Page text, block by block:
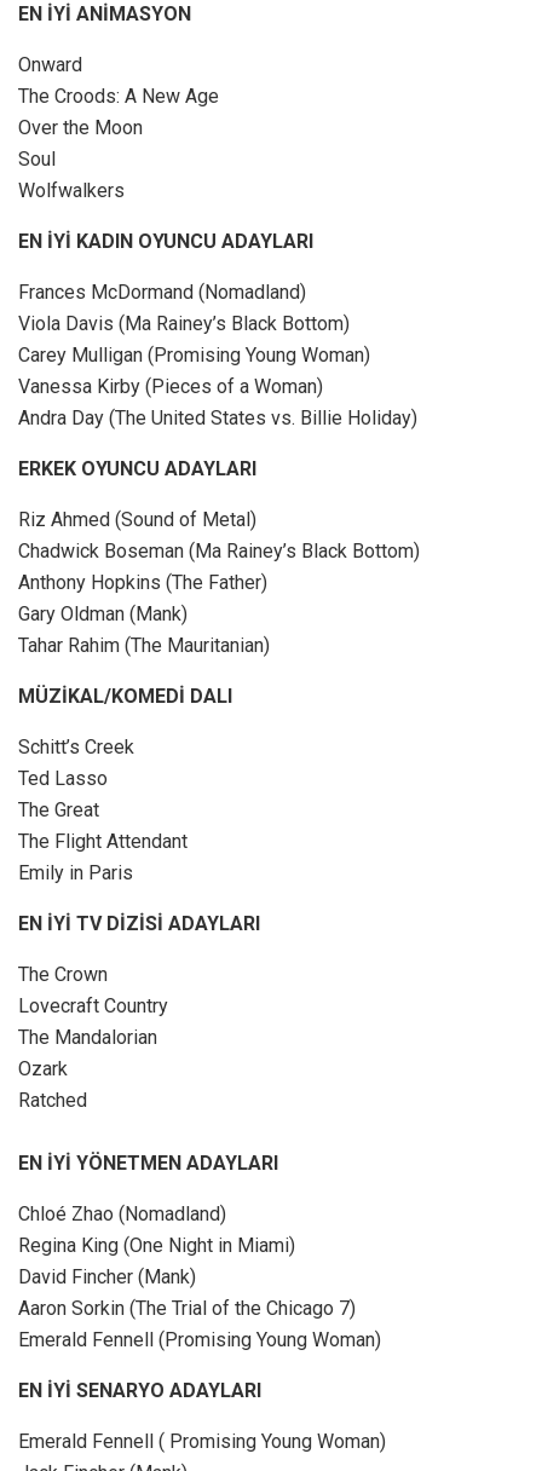
EN İYİ ANİMASYON
Onward
The Croods: A New Age
Over the Moon
Soul
Wolfwalkers
EN İYİ KADIN OYUNCU ADAYLARI
Frances McDormand (Nomadland)
Viola Davis (Ma Rainey’s Black Bottom)
Carey Mulligan (Promising Young Woman)
Vanessa Kirby (Pieces of a Woman)
Andra Day (The United States vs. Billie Holiday)
ERKEK OYUNCU ADAYLARI
Riz Ahmed (Sound of Metal)
Chadwick Boseman (Ma Rainey’s Black Bottom)
Anthony Hopkins (The Father)
Gary Oldman (Mank)
Tahar Rahim (The Mauritanian)
MÜZİKAL/KOMEDİ DALI
Schitt’s Creek
Ted Lasso
The Great
The Flight Attendant
Emily in Paris
EN İYİ TV DİZİSİ ADAYLARI
The Crown
Lovecraft Country
The Mandalorian
Ozark
Ratched
EN İYİ YÖNETMEN ADAYLARI
Chloé Zhao (Nomadland)
Regina King (One Night in Miami)
David Fincher (Mank)
Aaron Sorkin (The Trial of the Chicago 7)
Emerald Fennell (Promising Young Woman)
EN İYİ SENARYO ADAYLARI
Emerald Fennell ( Promising Young Woman)